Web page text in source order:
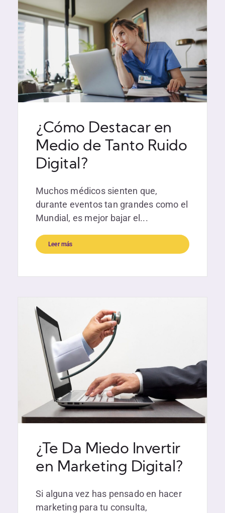
¿Cómo Destacar en
Medio de Tanto Ruido
Digital?
Muchos médicos sienten que,
durante eventos tan grandes como el
Mundial, es mejor bajar el...
Leer más
¿Te Da Miedo Invertir
en Marketing Digital?
Si alguna vez has pensado en hacer
marketing para tu consulta,